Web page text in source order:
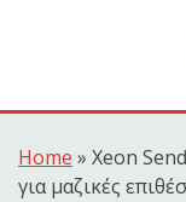
Home » Xeon
για μαζικές